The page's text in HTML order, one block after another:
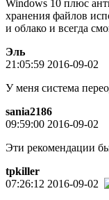
Windows 10 плюс
хранения файлов
и облако и всегда
Эль
21:05:59 2016-09-02
У меня система
sania2186
09:59:00 2016-09-02
Эти рекомендации
tpkiller
07:26:12 2016-09-02